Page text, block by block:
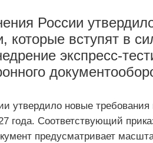
России
которые вступят в
экспресс-
утвердило новые
года. Соответствующий
предусматривает